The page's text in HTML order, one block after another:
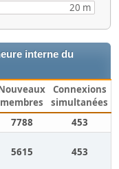
20 m
interne du
membres
Connexions
simultanées
7788 453
5615 453